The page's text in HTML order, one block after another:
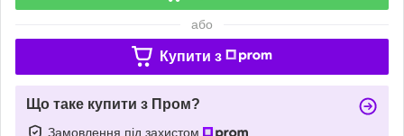
або
Купити з
Що таке купити з Пром?
Замовлення під захистом